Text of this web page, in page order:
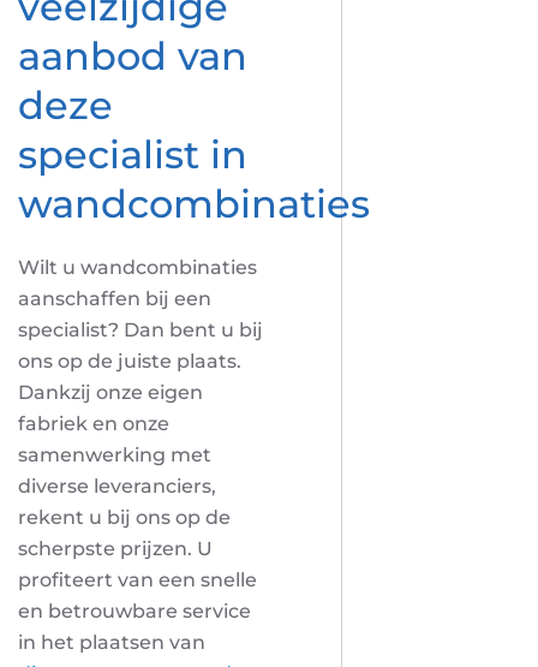
aanbod van
deze
specialist in
wandcombinaties
Wilt u wandcombinaties
aanschaffen bij een
specialist? Dan bent u bij
ons op de juiste plaats.
Dankzij onze eigen
fabriek en onze
samenwerking met
diverse leveranciers,
rekent u bij ons op de
scherpste prijzen. U
profiteert van een snelle
en betrouwbare service
in het plaatsen van